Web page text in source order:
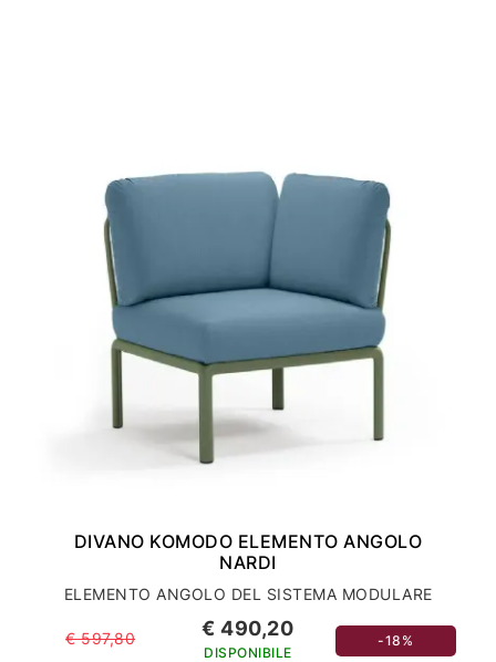
DIVANO KOMODO ELEMENTO ANGOLO
NARDI
ELEMENTO ANGOLO DEL SISTEMA MODULARE
€ 597,80 € 490,20
DISPONIBILE
-18%